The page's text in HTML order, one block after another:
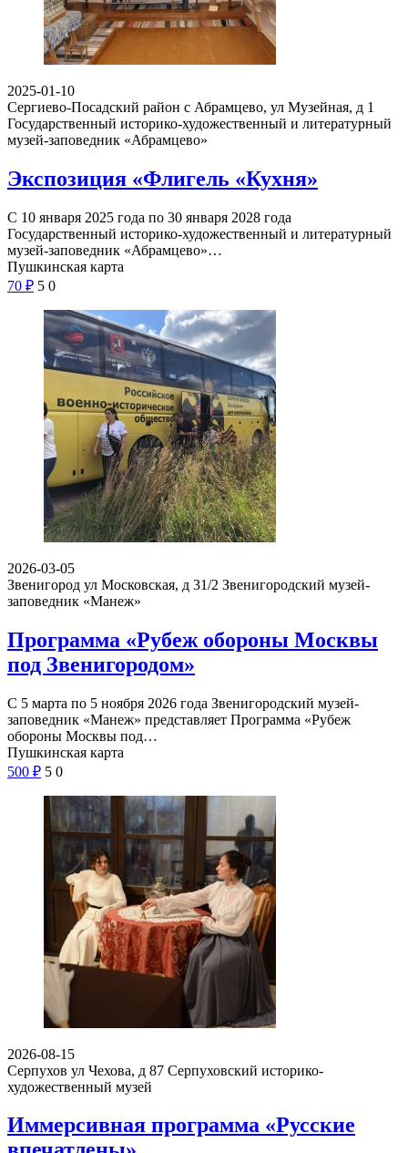
2025-01-10
Сергиево-Посадский район с Абрамцево, ул Музейная, д 1
Государственный историко-художественный и литературный
музей-заповедник «Абрамцево»
Экспозиция «Флигель «Кухня»
С 10 января 2025 года по 30 января 2028 года
Государственный историко-художественный и литературный
музей-заповедник «Абрамцево»…
Пушкинская карта
70 ₽ 5 0
2026-03-05
Звенигород ул Московская, д 31/2 Звенигородский музей-
заповедник «Манеж»
Программа «Рубеж обороны Москвы
под Звенигородом»
С 5 марта по 5 ноября 2026 года Звенигородский музей-
заповедник «Манеж» представляет Программа «Рубеж
обороны Москвы под…
Пушкинская карта
500 ₽ 5 0
2026-08-15
Серпухов ул Чехова, д 87 Серпуховский историко-
художественный музей
Иммерсивная программа «Русские